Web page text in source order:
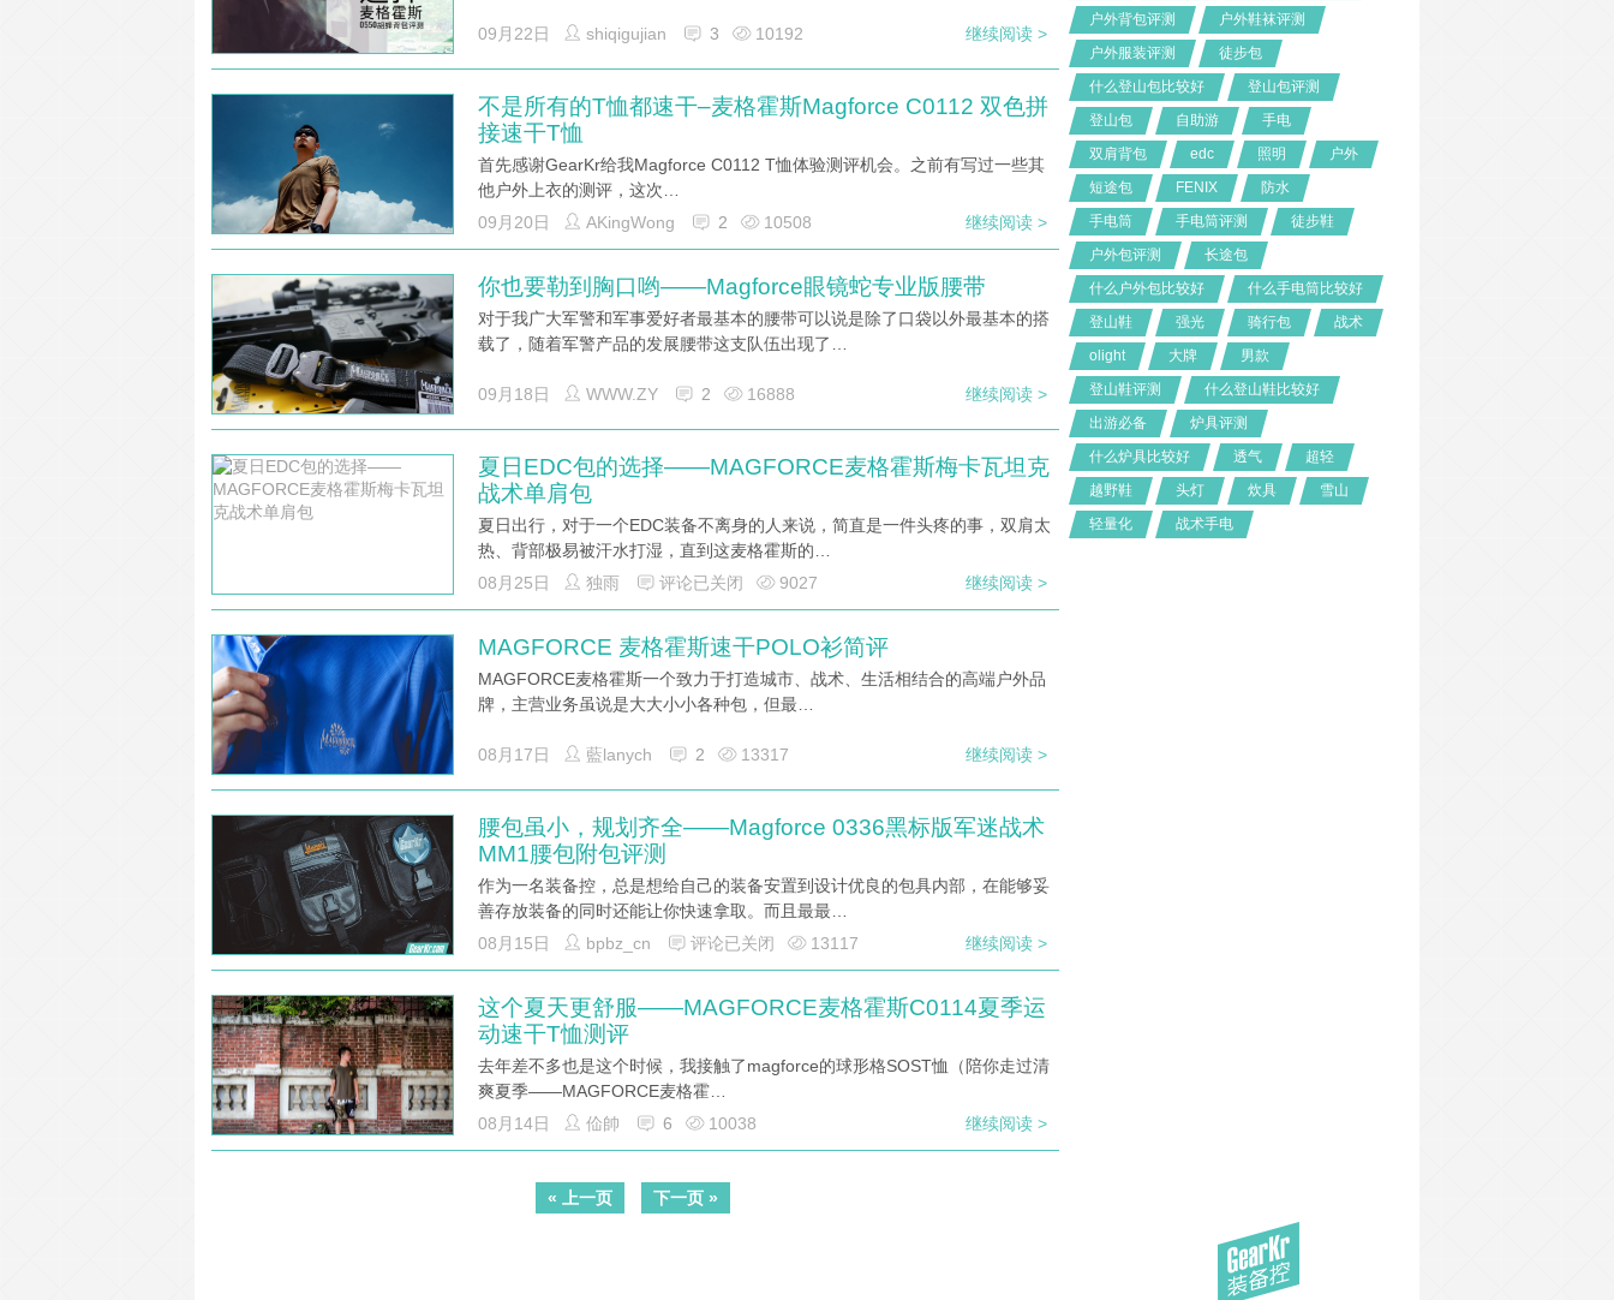
09月22日 shiqigujian 3 10192 继续阅读 >
不是所有的T恤都速干–麦格霍斯Magforce C0112 双色拼
接速干T恤
首先感谢GearKr给我Magforce C0112 T恤体验测评机会。之前有写过一些其
他户外上衣的测评，这次…
09月20日
AKingWong 2 10508 继续阅读 >
你也要勒到胸口哟——Magforce眼镜蛇专业版腰带
对于我广大军警和军事爱好者最基本的腰带可以说是除了口袋以外最基本的搭
载了，随着军警产品的发展腰带这支队伍出现了…
09月18日 WWW.ZY 2 16888 继续阅读 >
夏日EDC包的选择——MAGFORCE麦格霍斯梅卡瓦坦克
战术单肩包
夏日出行，对于一个EDC装备不离身的人来说，简直是一件头疼的事，双肩太
热、背部极易被汗水打湿，直到这麦格霍斯的…
08月25日
独雨 评论已关闭 9027 继续阅读 >
MAGFORCE 麦格霍斯速干POLO衫简评
MAGFORCE麦格霍斯一个致力于打造城市、战术、生活相结合的高端户外品
牌，主营业务虽说是大大小小各种包，但最…
08月17日 藍lanych 2 13317 继续阅读 >
腰包虽小，规划齐全——Magforce 0336黑标版军迷战术
MM1腰包附包评测
作为一名装备控，总是想给自己的装备安置到设计优良的包具内部，在能够妥
善存放装备的同时还能让你快速拿取。而且最最…
08月15日
bpbz_cn 评论已关闭 13117 继续阅读 >
这个夏天更舒服——MAGFORCE麦格霍斯C0114夏季运
动速干T恤测评
去年差不多也是这个时候，我接触了magforce的球形格SOST恤（陪你走过清
爽夏季——MAGFORCE麦格霍…
08月14日
佡帥 6 10038 继续阅读 >
« 上一页 下一页 »
户外背包评测
户外鞋袜评测
户外服装评测
徒步包
什么登山包比较好
登山包评测
登山包
自助游
手电
双肩背包
edc 照明
户外
短途包
FENIX
防水
手电筒
手电筒评测
徒步鞋
户外包评测
长途包
什么户外包比较好
什么手电筒比较好
登山鞋
强光 骑行包
战术
olight
大牌
男款
登山鞋评测
什么登山鞋比较好
出游必备
炉具评测
什么炉具比较好
透气
超轻
越野鞋
头灯 炊具
雪山
轻量化
战术手电